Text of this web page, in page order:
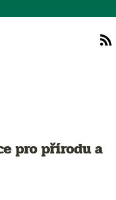
pro přírodu a